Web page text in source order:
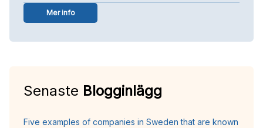
Mer info
Senaste Blogginlägg
Five examples of companies in Sweden that are known